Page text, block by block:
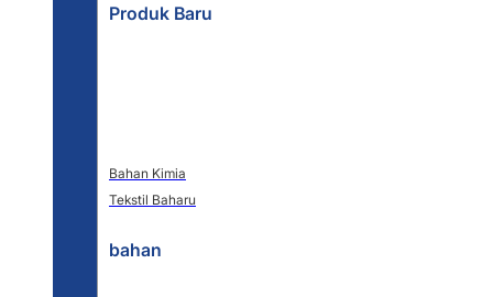
Produk Baru
Bahan Kimia
Tekstil Baharu
bahan